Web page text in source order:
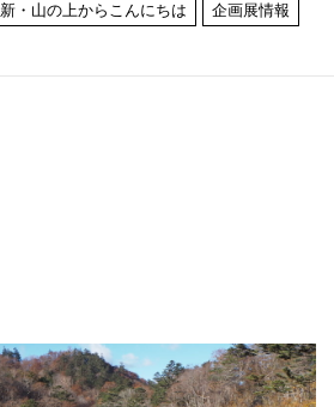
新・山の上からこんにちは 企画展情報